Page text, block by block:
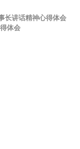
长讲话精神心得体会
体会